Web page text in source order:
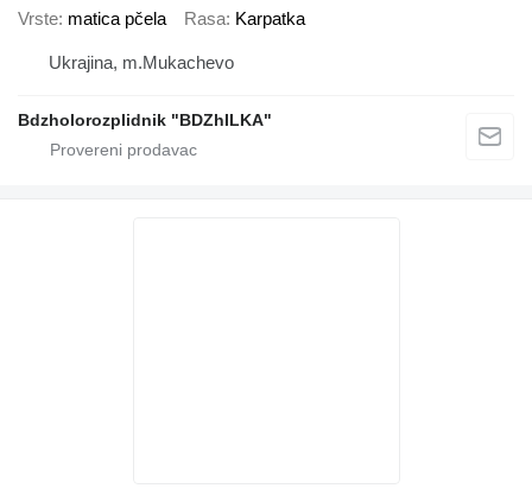
Vrste matica pčela Rasa Karpatka
Ukrajina, m.Mukachevo
Bdzholorozplidnik "BDZhILKA"